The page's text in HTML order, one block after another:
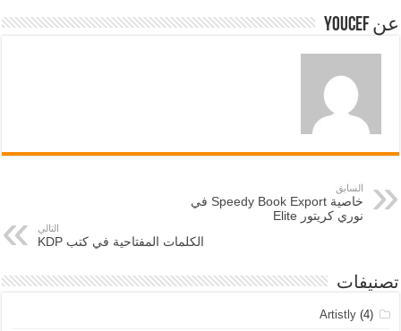
عن Youcef
السابق
خاصية Speedy Book Export في
نوري كريتور Elite
التالي
الكلمات المفتاحية في كتب KDP
تصنيفات
Artistly(4)